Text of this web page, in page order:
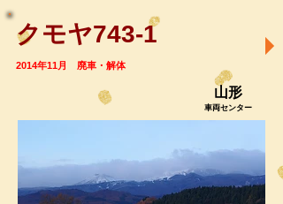
クモヤ743-1
2014年11月 廃車・解体
山形
車両センター